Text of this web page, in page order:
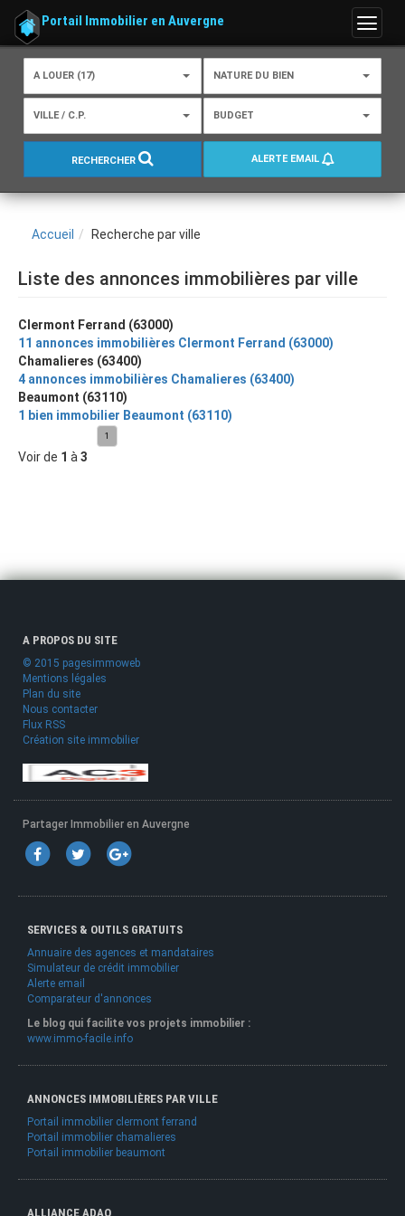
Menu
Portail Immobilier en Auvergne
A LOUER (17) NATURE DU BIEN
VILLE / C.P. BUDGET
RECHERCHER ALERTE EMAIL
Accueil Recherche par ville
Liste des annonces immobilières par ville
Clermont Ferrand (63000)
11 annonces immobilières Clermont Ferrand (63000)
Chamalieres (63400)
4 annonces immobilières Chamalieres (63400)
Beaumont (63110)
1 bien immobilier Beaumont (63110)
Voir de 1 à 3
1
A PROPOS DU SITE
© 2015 pagesimmoweb
Mentions légales
Plan du site
Nous contacter
Flux RSS
Création site immobilier
Partager Immobilier en Auvergne
SERVICES & OUTILS GRATUITS
Annuaire des agences et mandataires
Simulateur de crédit immobilier
Alerte email
Comparateur d'annonces
Le blog qui facilite vos projets immobilier :
www.immo-facile.info
ANNONCES IMMOBILIÈRES PAR VILLE
Portail immobilier clermont ferrand
Portail immobilier chamalieres
Portail immobilier beaumont
ALLIANCE ADAO